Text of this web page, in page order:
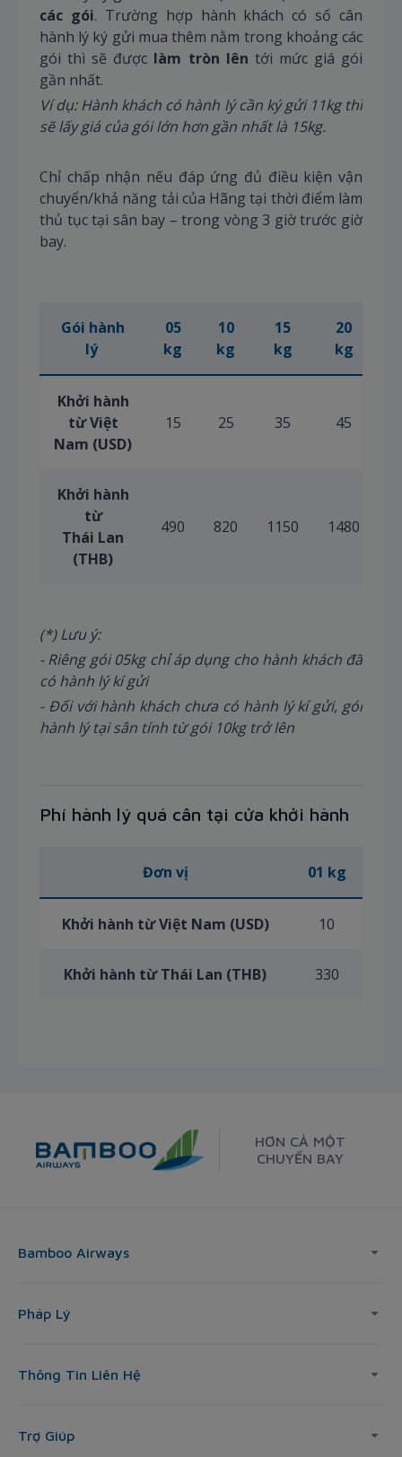
các gói. Trường hợp hành khách có số cân
hành lý ký gửi mua thêm nằm trong khoảng các
gói thì sẽ được làm tròn lên tới mức giá gói
gần nhất.
Ví dụ: Hành khách có hành lý cần ký gửi 11kg thì
sẽ lấy giá của gói lớn hơn gần nhất là 15kg.
Chỉ chấp nhận nếu đáp ứng đủ điều kiện vận
chuyển/khả năng tải của Hãng tại thời điểm làm
thủ tục tại sân bay – trong vòng 3 giờ trước giờ
bay.
Gói hành
lý
05
kg
10
kg
15
kg
20
kg
Khởi hành
từ Việt
Nam (USD)
15 25 35 45
Khởi hành
từ
Thái Lan
(THB)
490 820 1150 1480
(*) Lưu ý:
- Riêng gói 05kg chỉ áp dụng cho hành khách đã
có hành lý kí gửi
- Đối với hành khách chưa có hành lý kí gửi, gói
hành lý tại sân tính từ gói 10kg trở lên
Phí hành lý quá cân tại cửa khởi hành
Đơn vị 01 kg
Khởi hành từ Việt Nam (USD) 10
Khởi hành từ Thái Lan (THB) 330
HƠN CẢ MỘT
CHUYẾN BAY
Bamboo Airways
Pháp Lý
Thông Tin Liên Hệ
Trợ Giúp